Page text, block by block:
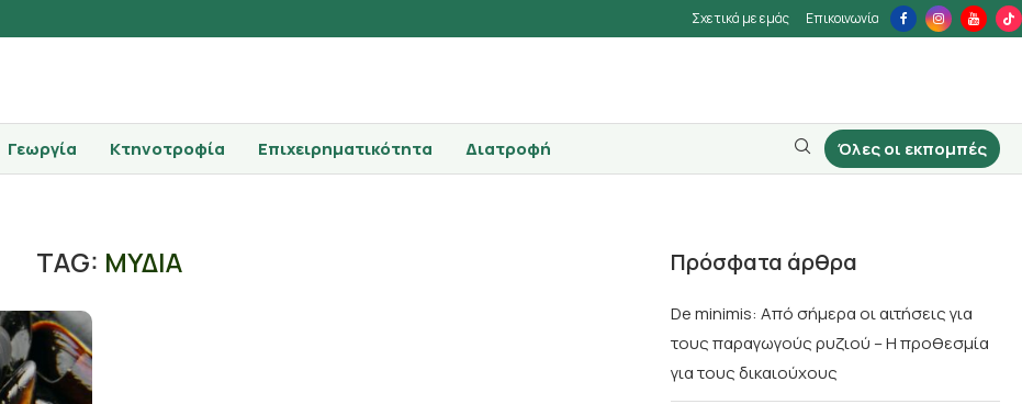
Σχετικά με εμάς Επικοινωνία
Γεωργία Κτηνοτροφία Επιχειρηματικότητα Διατροφή Όλες οι εκπομπές
TAG: ΜΥΔΙΑ Πρόσφατα άρθρα
De minimis: Από σήμερα οι αιτήσεις για
τους παραγωγούς ρυζιού – Η προθεσμία
για τους δικαιούχους